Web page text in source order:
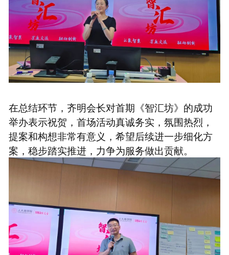
在总结环节，齐明会长对首期《智汇坊》的成功
举办表示祝贺，首场活动真诚务实，氛围热烈，
提案和构想非常有意义，希望后续进一步细化方
案，稳步踏实推进，力争为服务做出贡献。